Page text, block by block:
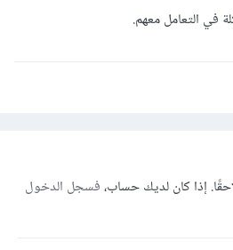
في التعامل معهم.
إذا كان لديك حساب،فسجل الدخول